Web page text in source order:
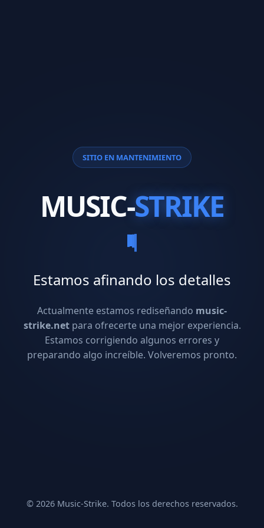
SITIO EN MANTENIMIENTO
MUSIC-STRIKE
Estamos afinando los detalles
Actualmente estamos rediseñando music-
strike.netpara ofrecerte una mejor experiencia.
Estamos corrigiendo algunos errores y
preparando algo increíble. Volveremos pronto.
© 2026 Music-Strike. Todos los derechos reservados.